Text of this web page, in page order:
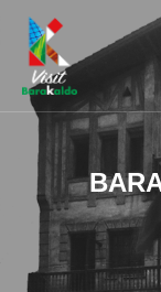
VISIT
Barakaldo Turismo